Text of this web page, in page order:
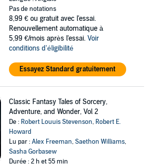
Pas de notations
8,99 € ou gratuit avec l'essai.
Renouvellement automatique à
5,99 €/mois après l'essai. Voir
conditions d'éligibilité
Essayez Standard gratuitement
Classic Fantasy Tales of Sorcery,
Adventure, and Wonder, Vol 2
De : Robert Louuis Stevenson, Robert E.
Howard
Lu par :Alex Freeman,Saethon Williams,
Sasha Gorbasew
Durée : 2 h et 55 min